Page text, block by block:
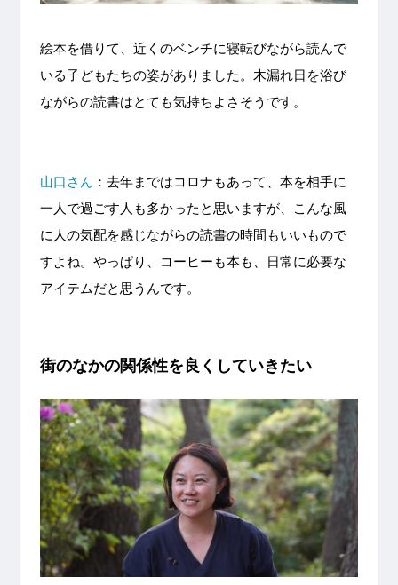
絵本を借りて、近くのベンチに寝転びながら読んで
いる子どもたちの姿がありました。木漏れ日を浴び
ながらの読書はとても気持ちよさそうです。
山口さん ：去年まではコロナもあって、本を相手に
一人で過ごす人も多かったと思いますが、こんな風
に人の気配を感じながらの読書の時間もいいもので
すよね。やっぱり、コーヒーも本も、日常に必要な
アイテムだと思うんです。
街のなかの関係性を良くしていきたい